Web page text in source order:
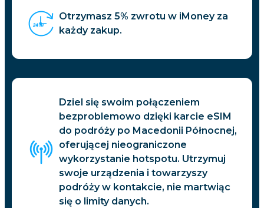
Otrzymasz 5% zwrotu w iMoney za
każdy zakup.
Dziel się swoim połączeniem
bezproblemowo dzięki karcie eSIM
do podróży po Macedonii Północnej,
oferującej nieograniczone
wykorzystanie hotspotu. Utrzymuj
swoje urządzenia i towarzyszy
podróży w kontakcie, nie martwiąc
się o limity danych.